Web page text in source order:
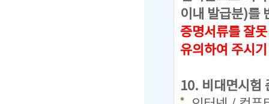
이내 발급분)를
증명서류를 잘
유의하여 주시
10. 비대면시험